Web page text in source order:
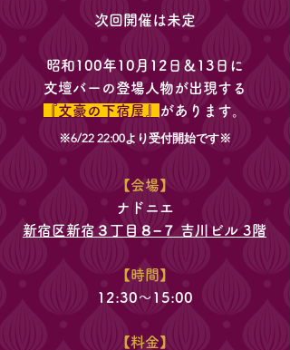
次回開催は未定
昭和100年10月12日＆13日に
文壇バーの登場人物が出現する
『文豪の下宿屋』
があります。
​※6/22 22:00より受付開始です※
【会場】
ナドニエ
新宿区新宿３丁目８−７ 吉川ビル 3階
【時間】
12:30～15:00
【料金】